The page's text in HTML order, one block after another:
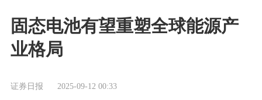
固态电池有望重塑全球能源产
业格局
证券日报 2025-09-12 00:33